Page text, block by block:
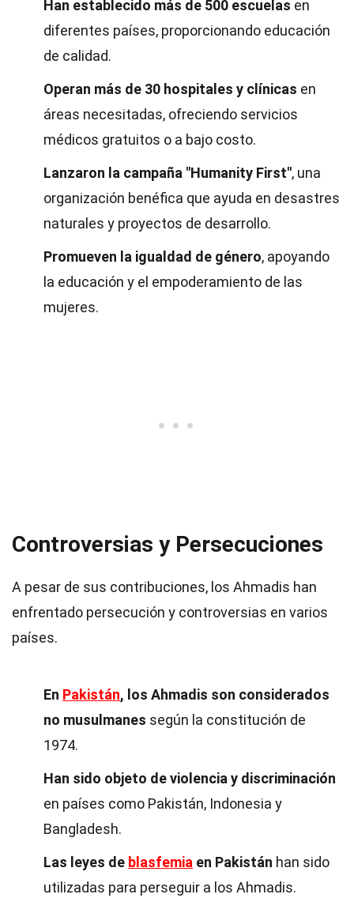
Han establecido más de 500 escuelas en
diferentes países, proporcionando educación
de calidad.
Operan más de 30 hospitales y clínicas en
áreas necesitadas, ofreciendo servicios
médicos gratuitos o a bajo costo.
Lanzaron la campaña "Humanity First", una
organización benéfica que ayuda en desastres
naturales y proyectos de desarrollo.
Promueven la igualdad de género, apoyando
la educación y el empoderamiento de las
mujeres.
Controversias y Persecuciones
A pesar de sus contribuciones, los Ahmadis han
enfrentado persecución y controversias en varios
países.
En Pakistán, los Ahmadis son considerados
no musulmanes según la constitución de
1974.
Han sido objeto de violencia y discriminación
en países como Pakistán, Indonesia y
Bangladesh.
Las leyes de blasfemia en Pakistán han sido
utilizadas para perseguir a los Ahmadis.